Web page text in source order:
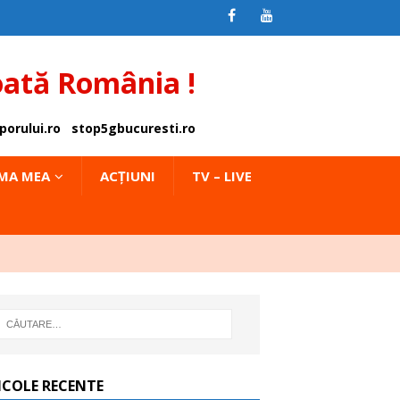
România !
stop5gbucuresti.ro
MEA ACȚIUNI TV – LIVE
RECENTE